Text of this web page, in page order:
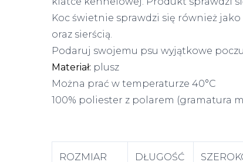
Koc świetnie sprawdzi się również
oraz sierścią.
Podaruj swojemu psu wyjątkowe
Materiał: plusz
Można prać w temperaturze 40°C
100% poliester z polarem (gramatura
ROZMIAR DŁUGOŚĆ